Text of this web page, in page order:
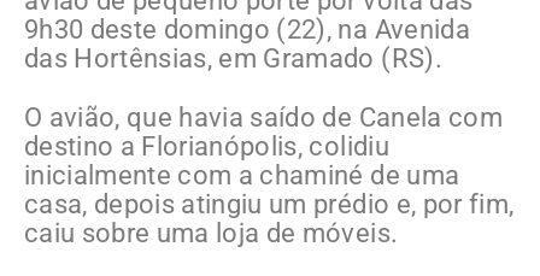
9h30 deste domingo (22), na Avenida
das Hortênsias, em Gramado (RS).
O avião, que havia saído de Canela com
destino a Florianópolis, colidiu
inicialmente com a chaminé de uma
casa, depois atingiu um prédio e, por fim,
caiu sobre uma loja de móveis.